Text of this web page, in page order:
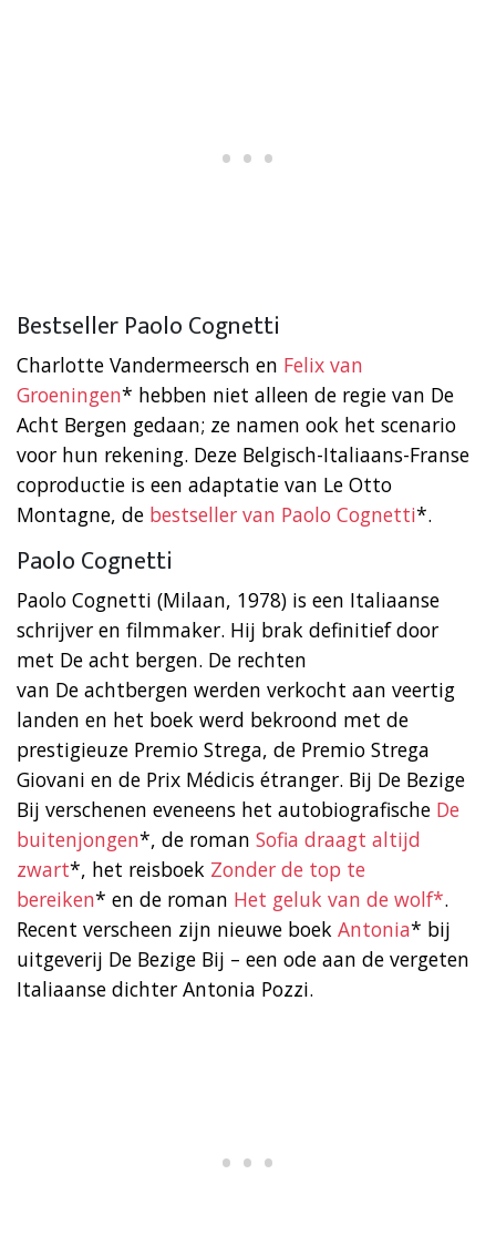
Bestseller Paolo Cognetti
Charlotte Vandermeersch en Felix van
Groeningen* hebben niet alleen de regie van De
Acht Bergen gedaan; ze namen ook het scenario
voor hun rekening. Deze Belgisch-Italiaans-Franse
coproductie is een adaptatie van Le Otto
Montagne, de bestseller van Paolo Cognetti*.
Paolo Cognetti
Paolo Cognetti (Milaan, 1978) is een Italiaanse
schrijver en filmmaker. Hij brak definitief door
met De acht bergen. De rechten
van De achtbergen werden verkocht aan veertig
landen en het boek werd bekroond met de
prestigieuze Premio Strega, de Premio Strega
Giovani en de Prix Médicis étranger. Bij De Bezige
Bij verschenen eveneens het autobiografische De
buitenjongen*, de roman Sofia draagt altijd
zwart*, het reisboek Zonder de top te
bereiken* en de roman Het geluk van de wolf*.
Recent verscheen zijn nieuwe boek Antonia* bij
uitgeverij De Bezige Bij – een ode aan de vergeten
Italiaanse dichter Antonia Pozzi.